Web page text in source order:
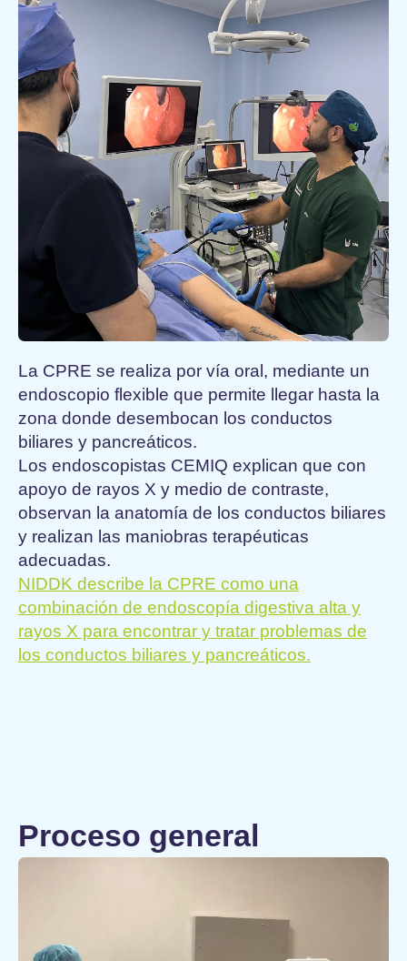
La CPRE se realiza por vía oral, mediante un
endoscopio flexible que permite llegar hasta la
zona donde desembocan los conductos
biliares y pancreáticos.
Los endoscopistas CEMIQ explican que con
apoyo de rayos X y medio de contraste,
observan la anatomía de los conductos biliares
y realizan las maniobras terapéuticas
adecuadas.
NIDDK describe la CPRE como una
combinación de endoscopía digestiva alta y
rayos X para encontrar y tratar problemas de
los conductos biliares y pancreáticos.
Proceso general